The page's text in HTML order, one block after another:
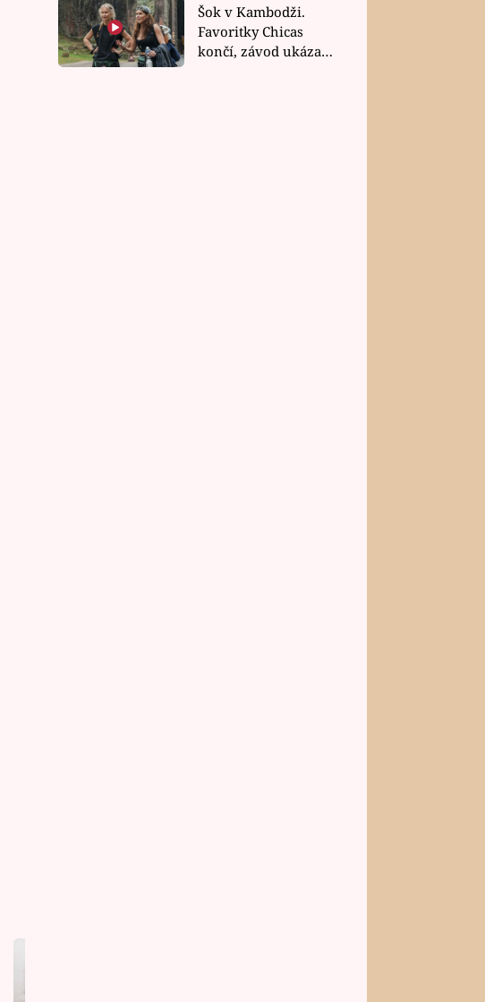
závodu nůž na krku
Šok v Kambodži.
Favoritky Chicas
končí, závod ukázal